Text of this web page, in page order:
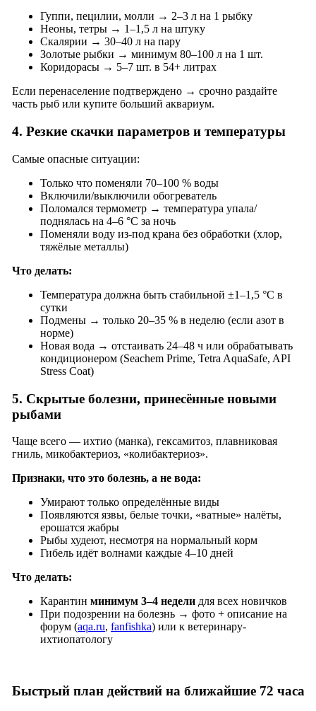
Гуппи, пецилии, молли → 2–3 л на 1 рыбку
Неоны, тетры → 1–1,5 л на штуку
Скалярии → 30–40 л на пару
Золотые рыбки → минимум 80–100 л на 1 шт.
Коридорасы → 5–7 шт. в 54+ литрах
Если перенаселение подтверждено → срочно раздайте
часть рыб или купите больший аквариум.
4. Резкие скачки параметров и температуры
Самые опасные ситуации:
Только что поменяли 70–100 % воды
Включили/выключили обогреватель
Поломался термометр → температура упала/
поднялась на 4–6 °C за ночь
Поменяли воду из-под крана без обработки (хлор,
тяжёлые металлы)
Что делать:
Температура должна быть стабильной ±1–1,5 °C в
сутки
Подмены → только 20–35 % в неделю (если азот в
норме)
Новая вода → отстаивать 24–48 ч или обрабатывать
кондиционером (Seachem Prime, Tetra AquaSafe, API
Stress Coat)
5. Скрытые болезни, принесённые новыми
рыбами
Чаще всего — ихтио (манка), гексамитоз, плавниковая
гниль, микобактериоз, «колибактериоз».
Признаки, что это болезнь, а не вода:
Умирают только определённые виды
Появляются язвы, белые точки, «ватные» налёты,
ерошатся жабры
Рыбы худеют, несмотря на нормальный корм
Гибель идёт волнами каждые 4–10 дней
Что делать:
Карантин минимум 3–4 недели для всех новичков
При подозрении на болезнь → фото + описание на
форум (aqa.ru, fanfishka) или к ветеринару-
ихтиопатологу
Быстрый план действий на ближайшие 72 часа